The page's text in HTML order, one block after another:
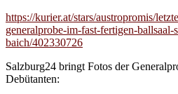
https://kurier.at/stars/austropromis/
generalprobe-im-fast-fertigen-ballsaal-
baich/402330726
Salzburg24 bringt Fotos der
Debütanten: